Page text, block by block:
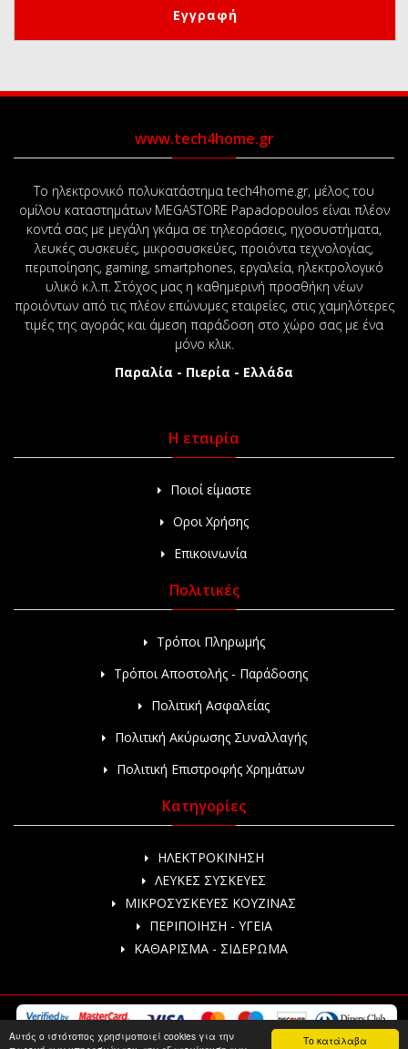
Το κατάλαβα
Αυτός ο ιστότοπος χρησιμοποιεί cookies για την
www.tech4home.gr
Το ηλεκτρονικό πολυκατάστημα tech4home.gr, μέλος του
ομίλου καταστημάτων MEGASTORE Papadopoulos είναι πλέον
κοντά σας με μεγάλη γκάμα σε τηλεοράσεις, ηχοσυστήματα,
λευκές συσκευές, μικροσυσκεύες, προιόντα τεχνολογίας,
περιποίησης, gaming, smartphones, εργαλεία, ηλεκτρολογικό
υλικό κ.λ.π. Στόχος μας η καθημερινή προσθήκη νέων
προιόντων από τις πλέον επώνυμες εταιρείες, στις χαμηλότερες
τιμές της αγοράς και άμεση παράδοση στο χώρο σας με ένα
μόνο κλικ.
Παραλία - Πιερία - Ελλάδα
Η εταιρία
Ποιοί είμαστε
Οροι Χρήσης
Επικοινωνία
Πολιτικές
Τρόποι Πληρωμής
Τρόποι Αποστολής - Παράδοσης
Πολιτική Ασφαλείας
Πολιτική Ακύρωσης Συναλλαγής
Πολιτική Επιστροφής Χρημάτων
Κατηγορίες
ΗΛΕΚΤΡΟΚΙΝΗΣΗ
ΛΕΥΚΕΣ ΣΥΣΚΕΥΕΣ
ΜΙΚΡΟΣΥΣΚΕΥΕΣ ΚΟΥΖΙΝΑΣ
ΠΕΡΙΠΟΙΗΣΗ - ΥΓΕΙΑ
ΚΑΘΑΡΙΣΜΑ - ΣΙΔΕΡΩΜΑ